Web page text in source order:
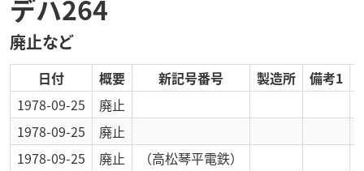
デハ264
廃止など
日付 概要 新記号番号 製造所 備考1
1978-09-25
廃止
1978-09-25
廃止
1978-09-25
廃止 （高松琴平電鉄）